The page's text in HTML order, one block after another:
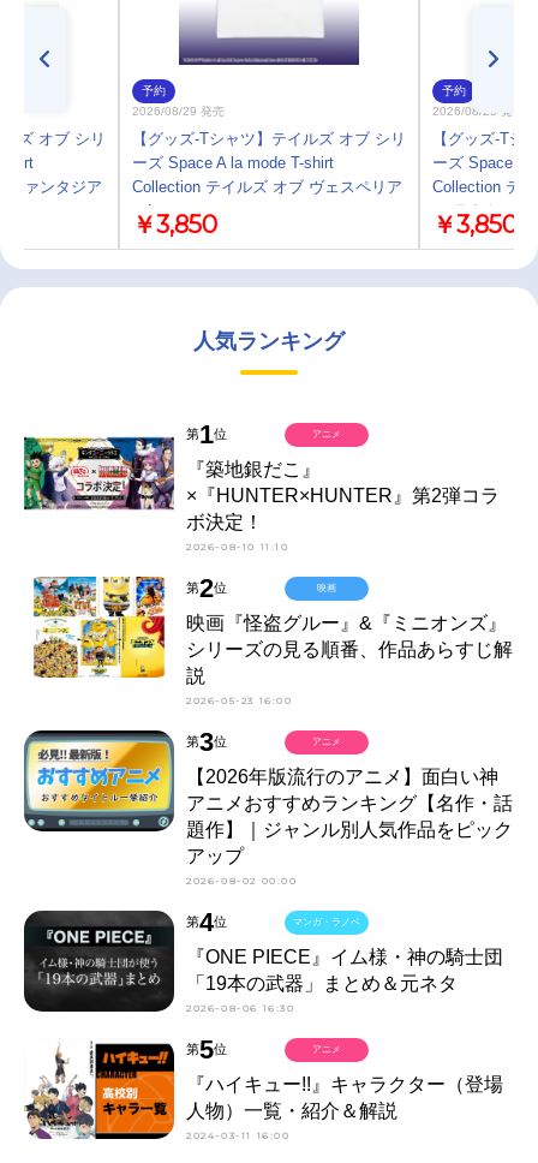
ズ オブ シリ
shirt
ファンタジア
予約
2026/08/29 発売
【グッズ-Tシャツ】テイルズ オブ シリ
ーズ Space A la mode T-shirt
Collection テイルズ オブ ヴェスペリア
／L
￥3,850
予約
2026/08/29 発売
【グッズ-Tシ
ーズ Space A
Collection テ
ア-ラタトス
￥3,850
人気ランキング
第1位
『築地銀だこ』
×『HUNTER×HUNTER』第2弾コラ
ボ決定！
2026-08-10 11:10
アニメ
第2位
映画『怪盗グルー』&『ミニオンズ』
シリーズの見る順番、作品あらすじ解
説
2026-05-23 16:00
映画
第3位
【2026年版流行のアニメ】面白い神
アニメおすすめランキング【名作・話
題作】｜ジャンル別人気作品をピック
アップ
2026-08-02 00:00
アニメ
第4位
『ONE PIECE』イム様・神の騎士団
「19本の武器」まとめ＆元ネタ
2026-08-06 16:30
マンガ・ラノベ
第5位
『ハイキュー!!』キャラクター（登場
人物）一覧・紹介＆解説
2024-03-11 16:00
アニメ